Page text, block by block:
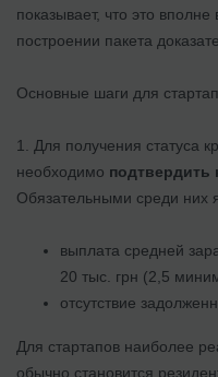
показывает, что это
построении пакета
Основные шаги для
1. Для получения статуса
необходимо подтвердить
Обязательными среди них
выплата средней
20 тыс. грн (2,5
отсутствие
Для стартапов наиболее
обычно становится